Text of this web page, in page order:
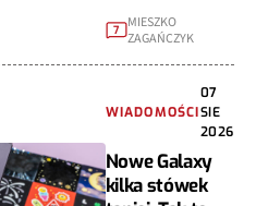
7 MIESZKO
ZAGAŃCZYK
WIADOMOŚCI
07
SIE
2026
Nowe Galaxy
kilka stówek